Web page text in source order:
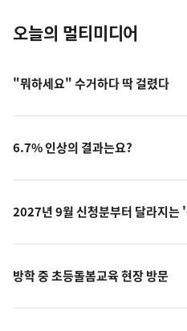
오늘의 멀티미디어
"뭐하세요" 수거하다 딱 걸렸다
6.7% 인상의 결과는요?
2027년 9월 신청분부터 달라지는
방학 중 초등돌봄교육 현장 방문